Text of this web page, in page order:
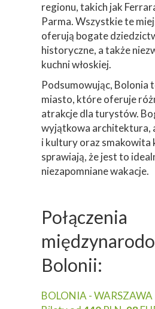
regionu, takich jak
Parma. Wszystkie te
oferują bogate
historyczne, a także
kuchni włoskiej.
Podsumowując, Bolonia
miasto, które oferuje
atrakcje dla turystów.
wyjątkowa architektura,
i kultury oraz smakowita
sprawiają, że jest to
niezapomniane wakacje.
Połączenia
Bolonii:
BOLONIA - WARSZAWA